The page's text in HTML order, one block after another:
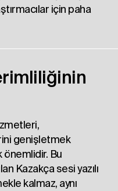
için paha
genişletmek
Bu
Kazakça sesi yazılı
kalmaz, aynı